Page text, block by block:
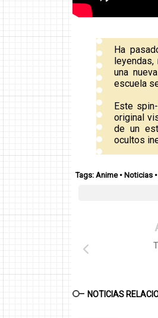
Ha
una
escuela
Este
original
de un
ocultos
Tags: Anime• Noticias
NOTICIAS